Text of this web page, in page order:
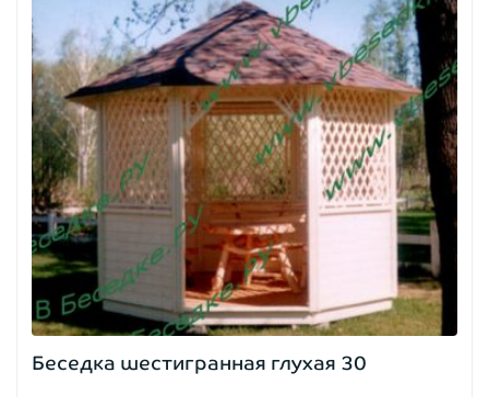
Беседка шестигранная глухая 30